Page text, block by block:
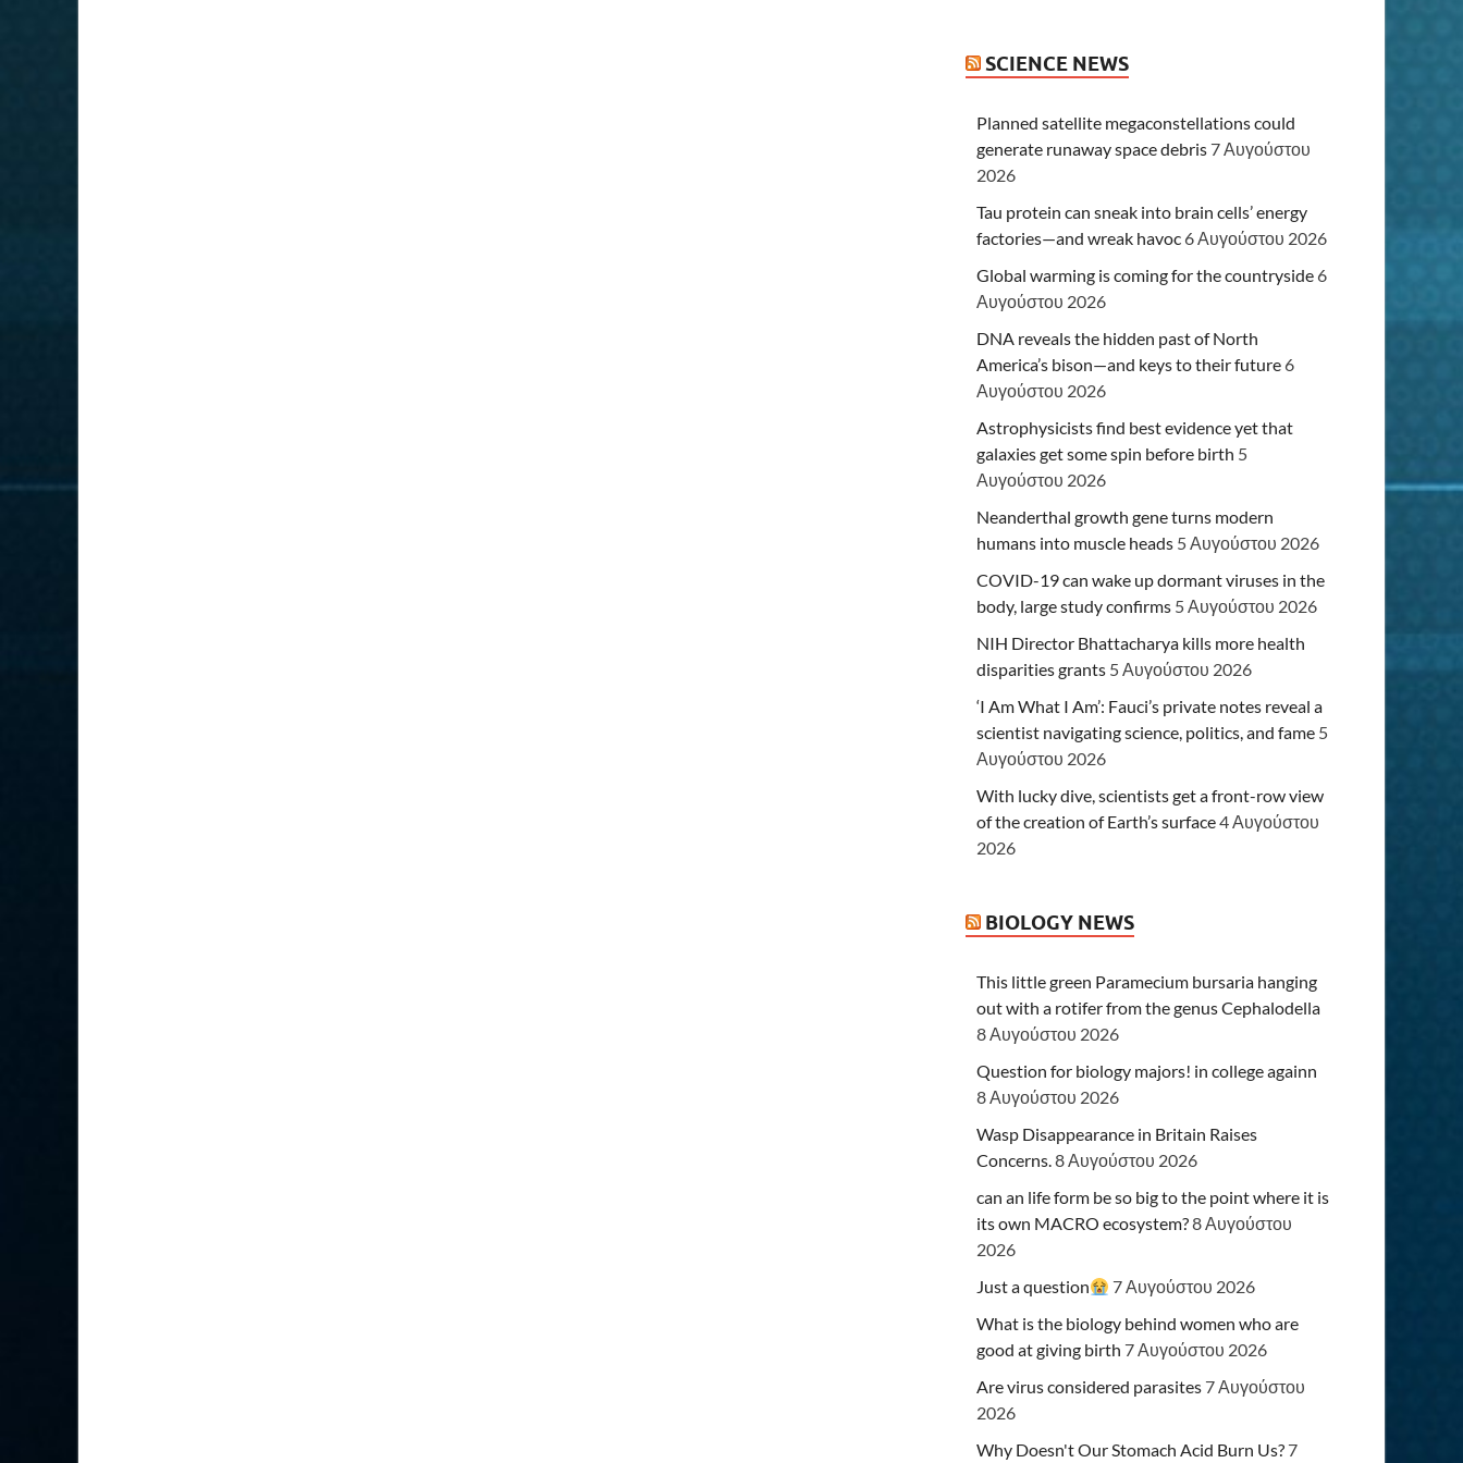
SCIENCE NEWS
Planned satellite megaconstellations could
generate runaway space debris 7 Αυγούστου
2026
Tau protein can sneak into brain cells’ energy
factories—and wreak havoc 6 Αυγούστου 2026
Global warming is coming for the countryside 6
Αυγούστου 2026
DNA reveals the hidden past of North
America’s bison—and keys to their future 6
Αυγούστου 2026
Astrophysicists find best evidence yet that
galaxies get some spin before birth 5
Αυγούστου 2026
Neanderthal growth gene turns modern
humans into muscle heads 5 Αυγούστου 2026
COVID-19 can wake up dormant viruses in the
body, large study confirms 5 Αυγούστου 2026
NIH Director Bhattacharya kills more health
disparities grants 5 Αυγούστου 2026
‘I Am What I Am’: Fauci’s private notes reveal a
scientist navigating science, politics, and fame 5
Αυγούστου 2026
With lucky dive, scientists get a front-row view
of the creation of Earth’s surface4 Αυγούστου
2026
BIOLOGY NEWS
This little green Paramecium bursaria hanging
out with a rotifer from the genus Cephalodella
8 Αυγούστου 2026
Question for biology majors! in college againn
8 Αυγούστου 2026
Wasp Disappearance in Britain Raises
Concerns.8 Αυγούστου 2026
can an life form be so big to the point where it is
its own MACRO ecosystem?8 Αυγούστου
2026
Just a question
7 Αυγούστου 2026
What is the biology behind women who are
good at giving birth 7 Αυγούστου 2026
Are virus considered parasites 7 Αυγούστου
2026
Why Doesn't Our Stomach Acid Burn Us? 7